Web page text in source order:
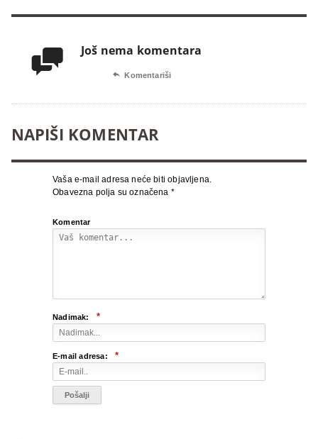
 Još nema komentara
 Komentariši
NAPIŠI KOMENTAR
Vaša e-mail adresa neće biti objavljena.
Obavezna polja su označena *
Komentar
Nadimak: *
E-mail adresa: *